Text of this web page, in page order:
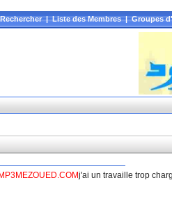
Rechercher|Liste des Membres|Groupes
MP3MEZOUED.COMj'ai un travaille trop